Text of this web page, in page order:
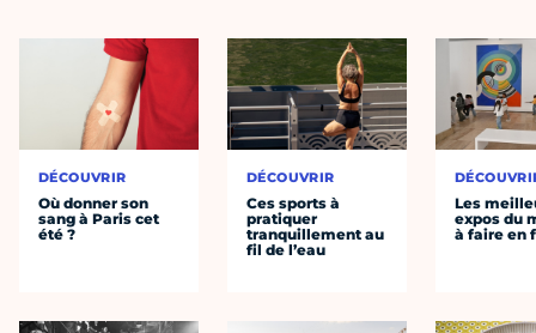
DÉCOUVRIR
Où donner son
sang à Paris cet
été ?
DÉCOUVRIR
Ces sports à
pratiquer
tranquillement au
fil de l’eau
Les
expos du
à faire en